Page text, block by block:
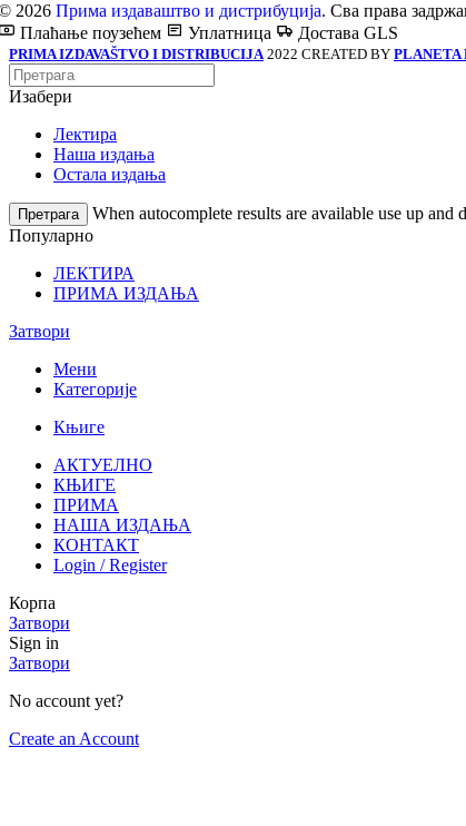
2026 Прима издаваштво и дистрибуција. Сва права
Плаћање поузећем
Уплатница Достава GLS
PRIMA IZDAVAŠTVO I DISTRIBUCIJA 2022 CREATED BY PLANETA
Изабери
Лектира
Наша издања
Остала издања
Претрага
When autocomplete results are available use up
Популарно
ЛЕКТИРА
ПРИМА ИЗДАЊА
Затвори
Мени
Категорије
Књиге
АКТУЕЛНО
КЊИГЕ
ПРИМА
НАША ИЗДАЊА
КОНТАКТ
Login / Register
Корпа
Затвори
Sign in
Затвори
No account yet?
Create an Account